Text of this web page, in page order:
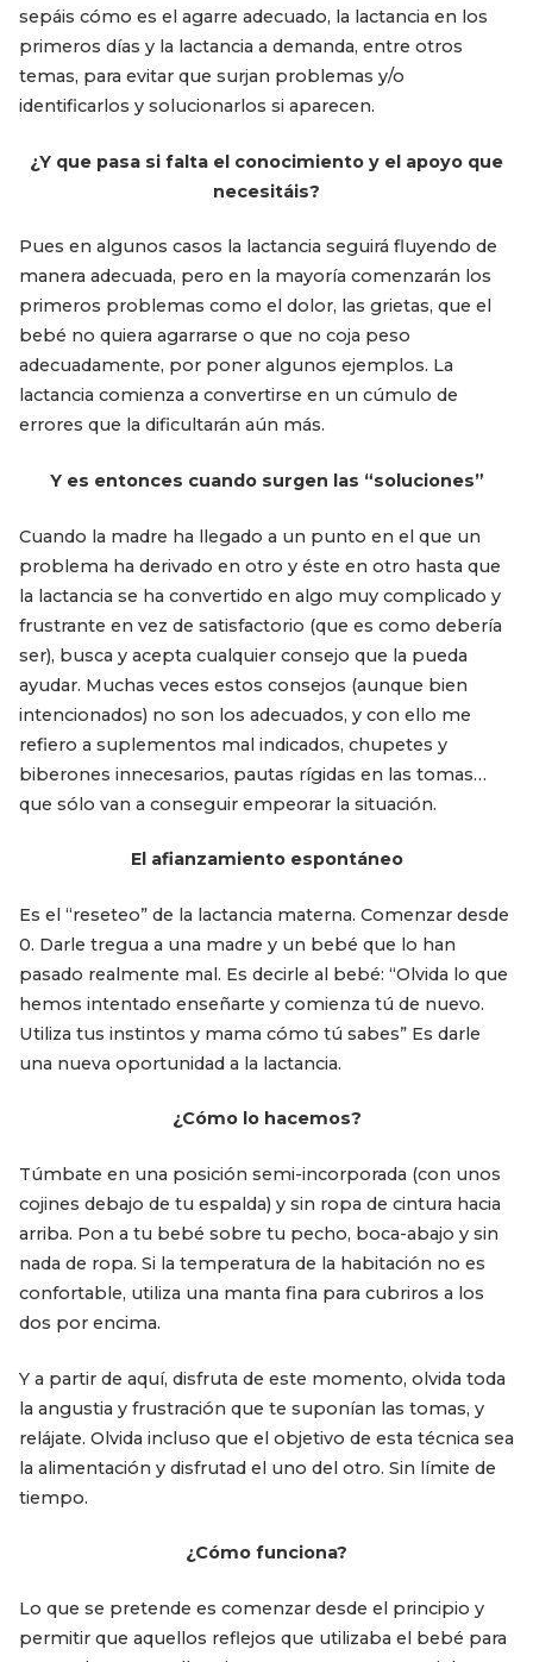
sepáis cómo es el agarre adecuado, la lactancia en los
primeros días y la lactancia a demanda, entre otros
temas, para evitar que surjan problemas y/o
identificarlos y solucionarlos si aparecen.
¿Y que pasa si falta el conocimiento y el apoyo que
necesitáis?
Pues en algunos casos la lactancia seguirá fluyendo de
manera adecuada, pero en la mayoría comenzarán los
primeros problemas como el dolor, las grietas, que el
bebé no quiera agarrarse o que no coja peso
adecuadamente, por poner algunos ejemplos. La
lactancia comienza a convertirse en un cúmulo de
errores que la dificultarán aún más.
Y es entonces cuando surgen las “soluciones”
Cuando la madre ha llegado a un punto en el que un
problema ha derivado en otro y éste en otro hasta que
la lactancia se ha convertido en algo muy complicado y
frustrante en vez de satisfactorio (que es como debería
ser), busca y acepta cualquier consejo que la pueda
ayudar. Muchas veces estos consejos (aunque bien
intencionados) no son los adecuados, y con ello me
refiero a suplementos mal indicados, chupetes y
biberones innecesarios, pautas rígidas en las tomas…
que sólo van a conseguir empeorar la situación.
El afianzamiento espontáneo
Es el “reseteo” de la lactancia materna. Comenzar desde
0. Darle tregua a una madre y un bebé que lo han
pasado realmente mal. Es decirle al bebé: “Olvida lo que
hemos intentado enseñarte y comienza tú de nuevo.
Utiliza tus instintos y mama cómo tú sabes” Es darle
una nueva oportunidad a la lactancia.
¿Cómo lo hacemos?
Túmbate en una posición semi-incorporada (con unos
cojines debajo de tu espalda) y sin ropa de cintura hacia
arriba. Pon a tu bebé sobre tu pecho, boca-abajo y sin
nada de ropa. Si la temperatura de la habitación no es
confortable, utiliza una manta fina para cubriros a los
dos por encima.
Y a partir de aquí, disfruta de este momento, olvida toda
la angustia y frustración que te suponían las tomas, y
relájate. Olvida incluso que el objetivo de esta técnica sea
la alimentación y disfrutad el uno del otro. Sin límite de
tiempo.
¿Cómo funciona?
Lo que se pretende es comenzar desde el principio y
permitir que aquellos reflejos que utilizaba el bebé para